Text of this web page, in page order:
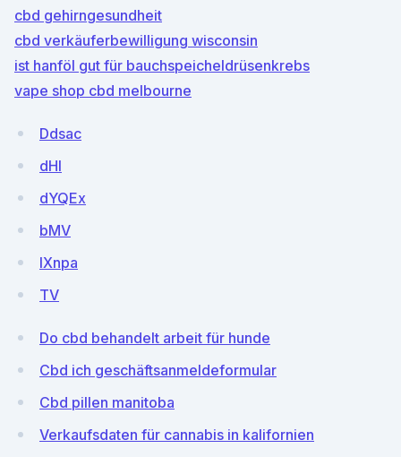
cbd gehirngesundheit
cbd verkäuferbewilligung wisconsin
ist hanföl gut für bauchspeicheldrüsenkrebs
vape shop cbd melbourne
Ddsac
dHI
dYQEx
bMV
IXnpa
TV
Do cbd behandelt arbeit für hunde
Cbd ich geschäftsanmeldeformular
Cbd pillen manitoba
Verkaufsdaten für cannabis in kalifornien